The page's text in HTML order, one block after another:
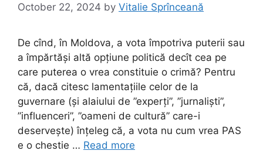
October 22, 2024 by Vitalie Sprînceană
De cînd, în Moldova, a vota împotriva puterii sau
a împărtăși altă opțiune politică decît cea pe
care puterea o vrea constituie o crimă? Pentru
că, dacă citesc lamentațiile celor de la
guvernare (și alaiului de ”experți”, ”jurnaliști”,
”influenceri”, ”oameni de cultură” care-i
deservește) înțeleg că, a vota nu cum vrea PAS
e o chestie … Read more